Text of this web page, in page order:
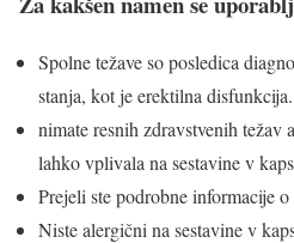
Spolne težave so posledica
stanja, kot je erektilna disfunkcija.
nimate resnih zdravstvenih
lahko vplivala na sestavine v
Prejeli ste podrobne informacije
Niste alergični na sestavine v